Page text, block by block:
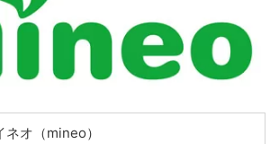
ネオ（mineo）